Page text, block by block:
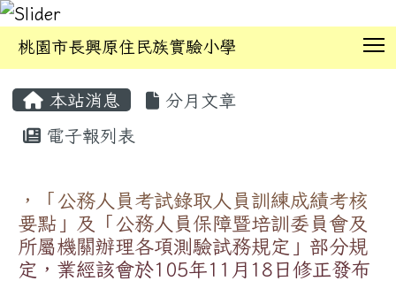
桃園市長興原住民族實驗小學
本站消息
分月文章
電子報列表
，「公務人員考試錄取人員訓練成績考核
要點」及「公務人員保障暨培訓委員會及
所屬機關辦理各項測驗試務規定」部分規
定，業經該會於105年11月18日修正發布